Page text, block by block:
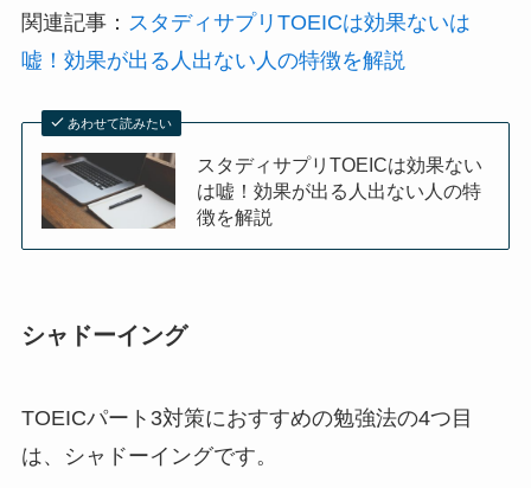
関連記事： スタディサプリTOEICは効果ないは
嘘！効果が出る人出ない人の特徴を解説
あわせて読みたい
スタディサプリTOEICは効果ない
は嘘！効果が出る人出ない人の特
徴を解説
シャドーイング
TOEICパート3対策におすすめの勉強法の4つ目
は、シャドーイングです。